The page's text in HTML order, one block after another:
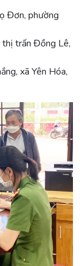
Đơn, phường
thị trấn Đồng Lê,
xã Yên Hóa,